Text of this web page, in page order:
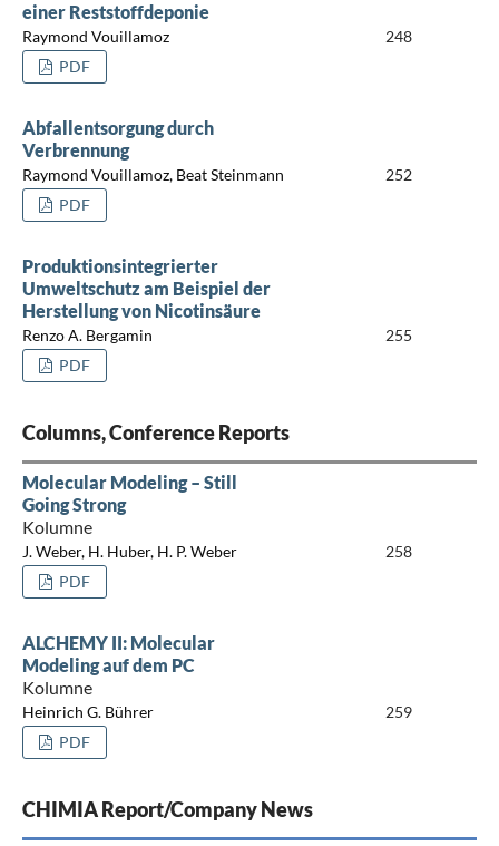
einer Reststoffdeponie
Raymond Vouillamoz
248
PDF
Abfallentsorgung durch
Verbrennung
Raymond Vouillamoz, Beat Steinmann
252
PDF
Produktionsintegrierter
Umweltschutz am Beispiel der
Herstellung von Nicotinsäure
Renzo A. Bergamin
255
PDF
Columns, Conference Reports
Molecular Modeling – Still
Going Strong
Kolumne
J. Weber, H. Huber, H. P. Weber
258
PDF
ALCHEMY II: Molecular
Modeling auf dem PC
Kolumne
Heinrich G. Bührer
259
PDF
CHIMIA Report/Company News